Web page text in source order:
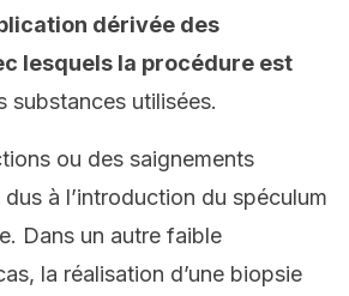
dérivée des
lesquels la procédure est
substances utilisées.
ou des saignements
à l’introduction du spéculum
Dans un autre faible
la réalisation d’une biopsie